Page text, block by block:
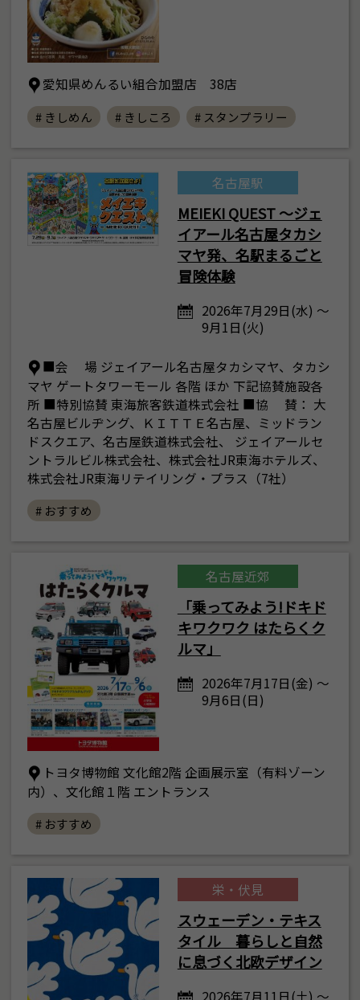
愛知県めんるい組合加盟店 38店
# きしめん # きしころ # スタンプラリー
名古屋駅
MEIEKI QUEST ～ジェ
イアール名古屋タカシ
マヤ発、名駅まるごと
冒険体験
2026年7月29日(水) ～
9月1日(火)
■会 場 ジェイアール名古屋タカシマヤ、タカシ
マヤ ゲートタワーモール 各階 ほか 下記協賛施設各
所 ■特別協賛 東海旅客鉄道株式会社 ■協 賛： 大
名古屋ビルヂング、ＫＩＴＴＥ名古屋、ミッドラン
ドスクエア、名古屋鉄道株式会社、 ジェイアールセ
ントラルビル株式会社、株式会社JR東海ホテルズ、
株式会社JR東海リテイリング・プラス（7社）
# おすすめ
名古屋近郊
「乗ってみよう!ドキド
キワクワク はたらくク
ルマ」
2026年7月17日(金) ～
9月6日(日)
トヨタ博物館 文化館2階 企画展示室（有料ゾーン
内）、文化館１階 エントランス
# おすすめ
栄・伏見
スウェーデン・テキス
タイル 暮らしと自然
に息づく北欧デザイン